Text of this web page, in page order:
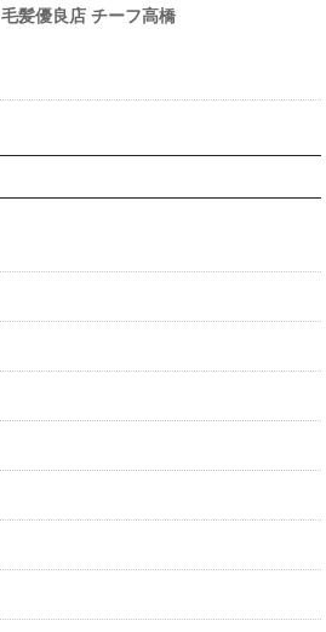
毛髪優良店 チーフ高橋